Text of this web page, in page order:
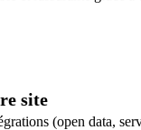
site
(open data,